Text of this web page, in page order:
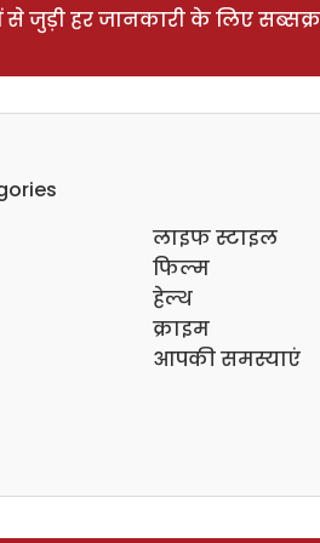
जुड़ी हर जानकारी के लिए
लाइफ स्टाइल
फिल्म
हेल्थ
क्राइम
आपकी समस्याएं